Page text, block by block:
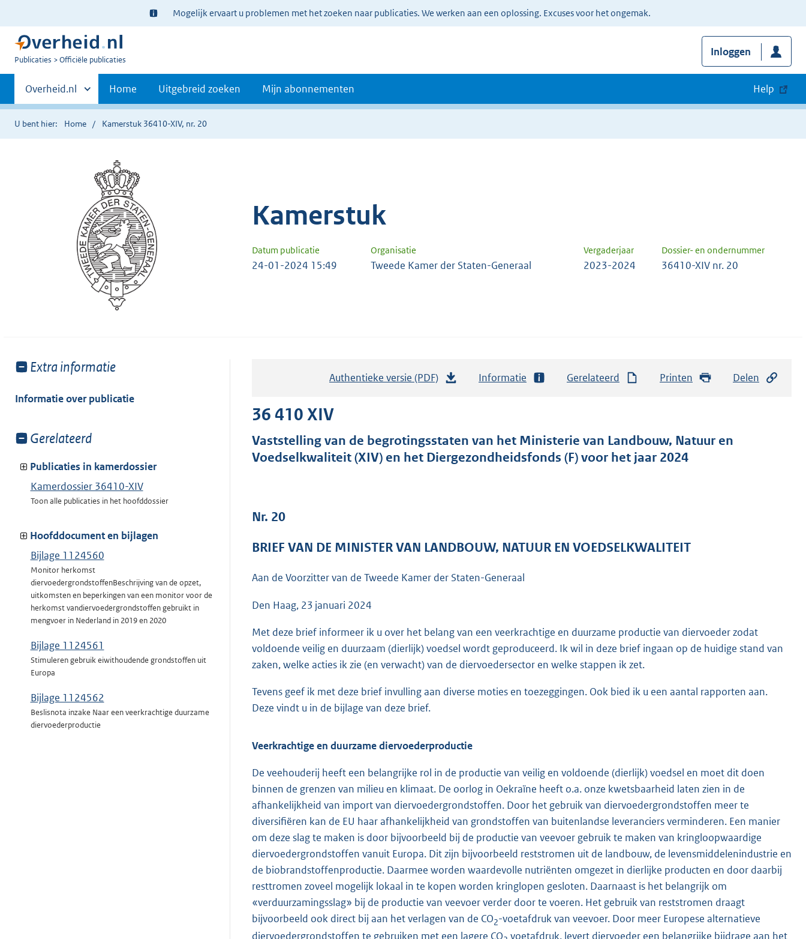
Ter
informatie:
Mogelijk ervaart u problemen met het zoeken naar publicaties. We werken aan een oplossing. Excuses voor het ongemak.
U
Publicaties Officiële publicaties
Inloggen
Primaire
navigatie
Andere
sites
binnen
Overheid.nl Home Uitgebreid zoeken Mijn abonnementen Help
U bent hier: Home Kamerstuk 36410-XIV, nr. 20
Kamerstuk
Datum publicatie Organisatie Vergaderjaar Dossier- en ondernummer
24-01-2024 15:49 Tweede Kamer der Staten-Generaal 2023-2024 36410-XIV nr. 20
Toon
van:
Extra informatie
Informatie over publicatie
Toon
van:
Gerelateerd
Publicaties in kamerdossier
Kamerdossier 36410-XIV
Toon alle publicaties in het hoofddossier
Hoofddocument en bijlagen
Bijlage 1124560
Monitor herkomst
diervoedergrondstoffenBeschrijving van de opzet,
uitkomsten en beperkingen van een monitor voor de
herkomst vandiervoedergrondstoffen gebruikt in
mengvoer in Nederland in 2019 en 2020
Bijlage 1124561
Stimuleren gebruik eiwithoudende grondstoffen uit
Europa
Bijlage 1124562
Beslisnota inzake Naar een veerkrachtige duurzame
diervoederproductie
Authentieke versie (PDF)
a
n
o
o
t
7
4
K
Informatie Gerelateerd Printen Delen
36 410 XIV
Vaststelling van de begrotingsstaten van het Ministerie van Landbouw, Natuur en
Voedselkwaliteit (XIV) en het Diergezondheidsfonds (F) voor het jaar 2024
Nr. 20
BRIEF VAN DE MINISTER VAN LANDBOUW, NATUUR EN VOEDSELKWALITEIT
Aan de Voorzitter van de Tweede Kamer der Staten-Generaal
Den Haag, 23 januari 2024
Met deze brief informeer ik u over het belang van een veerkrachtige en duurzame productie van diervoeder zodat
voldoende veilig en duurzaam (dierlijk) voedsel wordt geproduceerd. Ik wil in deze brief ingaan op de huidige stand van
zaken, welke acties ik zie (en verwacht) van de diervoedersector en welke stappen ik zet.
Tevens geef ik met deze brief invulling aan diverse moties en toezeggingen. Ook bied ik u een aantal rapporten aan.
Deze vindt u in de bijlage van deze brief.
Veerkrachtige en duurzame diervoederproductie
De veehouderij heeft een belangrijke rol in de productie van veilig en voldoende (dierlijk) voedsel en moet dit doen
binnen de grenzen van milieu en klimaat. De oorlog in Oekraïne heeft o.a. onze kwetsbaarheid laten zien in de
afhankelijkheid van import van diervoedergrondstoffen. Door het gebruik van diervoedergrondstoffen meer te
diversifiëren kan de EU haar afhankelijkheid van grondstoffen van buitenlandse leveranciers verminderen. Een manier
om deze slag te maken is door bijvoorbeeld bij de productie van veevoer gebruik te maken van kringloopwaardige
diervoedergrondstoffen vanuit Europa. Dit zijn bijvoorbeeld reststromen uit de landbouw, de levensmiddelenindustrie en
de biobrandstoffenproductie. Daarmee worden waardevolle nutriënten omgezet in dierlijke producten en door daarbij
resttromen zoveel mogelijk lokaal in te kopen worden kringlopen gesloten. Daarnaast is het belangrijk om
«verduurzamingsslag» bij de productie van veevoer verder door te voeren. Het gebruik van reststromen draagt
bijvoorbeeld ook direct bij aan het verlagen van de CO2-voetafdruk van veevoer. Door meer Europese alternatieve
diervoedergrondstoffen te gebruiken met een lagere CO voetafdruk, levert diervoeder een belangrijke bijdrage aan het